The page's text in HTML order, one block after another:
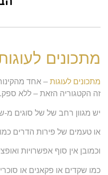
מתכונים
מתכונים לעוגות – אחד
זה הקטגוריה הזאת – ללא ספק.
יש מגוון רחב של של סוגים מ-
או טעמים של פירות הדרים כמו
וכמובן אין סוף אפשרויות
כמו שקדים או פקאנים או